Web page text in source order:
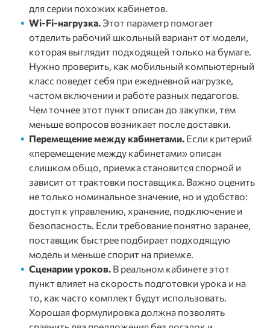
для серии похожих кабинетов.
Wi-Fi-нагрузка.Этот параметр помогает
отделить рабочий школьный вариант от модели,
которая выглядит подходящей только на бумаге.
Нужно проверить, как мобильный компьютерный
класс поведет себя при ежедневной нагрузке,
частом включении и работе разных педагогов.
Чем точнее этот пункт описан до закупки, тем
меньше вопросов возникает после доставки.
Перемещение между кабинетами. Если критерий
«перемещение между кабинетами» описан
слишком общо, приемка становится спорной и
зависит от трактовки поставщика. Важно оценить
не только номинальное значение, но и удобство:
доступ к управлению, хранение, подключение и
безопасность. Если требование понятно заранее,
поставщик быстрее подбирает подходящую
модель и меньше спорит на приемке.
Сценарии уроков. В реальном кабинете этот
пункт влияет на скорость подготовки урока и на
то, как часто комплект будут использовать.
Хорошая формулировка должна позволять